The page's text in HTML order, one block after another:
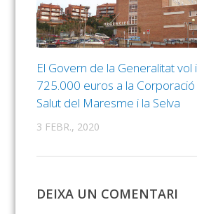
El Govern de la Generalitat vol
725.000 euros a la
Salut del Maresme i la Selva
3 FEBR., 2020
DEIXA UN COMENTARI